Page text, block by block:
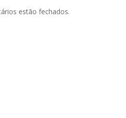
estão fechados.